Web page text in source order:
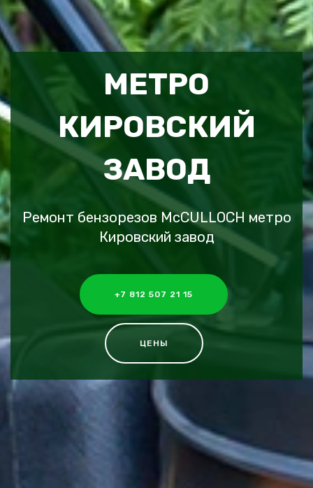
МЕТРО
КИРОВСКИЙ
ЗАВОД
Ремонт бензорезов McCULLOCH метро
Кировский завод
+7 812 507 21 15
ЦЕНЫ